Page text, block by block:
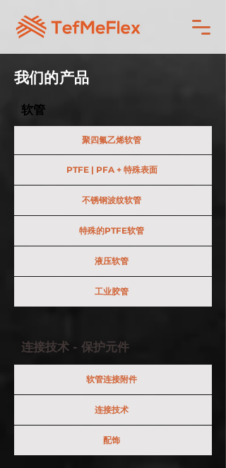
我们的产品
软管
聚四氟乙烯软管
PTFE | PFA + 特殊表面
不锈钢波纹软管
特殊的PTFE软管
液压软管
工业胶管
连接技术 - 保护元件
软管连接附件
连接技术
配饰